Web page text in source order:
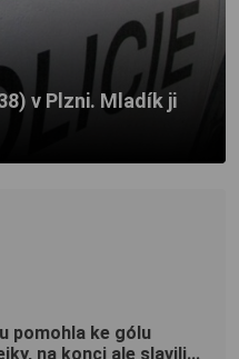
v Plzni. Mladík ji
pomohla ke gólu
na konci ale slavili...